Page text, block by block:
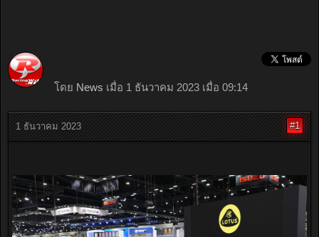
โดย News เมื่อ 1 ธันวาคม 2023 เมื่อ 09:14
1 ธันวาคม 2023 #1